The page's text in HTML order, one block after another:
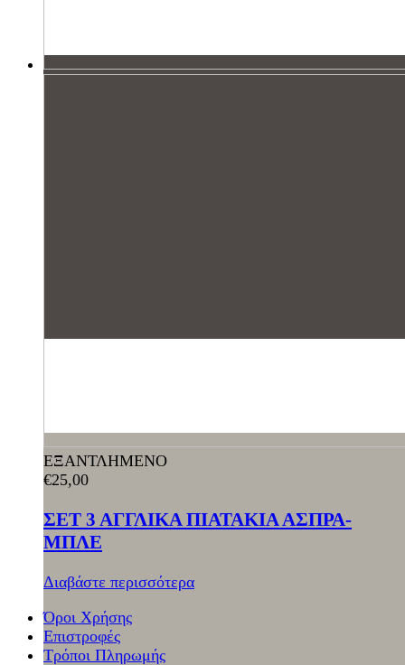
ΕΞΑΝΤΛΗΜΕΝΟ
€25,00
ΣΕΤ 3 ΑΓΓΛΙΚΑ ΠΙΑΤΑΚΙΑ ΑΣΠΡΑ-
ΜΠΛΕ
Διαβάστε περισσότερα
Όροι Χρήσης
Επιστροφές
Τρόποι Πληρωμής